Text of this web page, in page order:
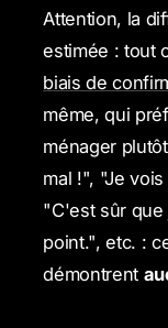
Attention, la
estimée : tout
biais de
même, qui
ménager
mal !", "Je
"C'est sûr que
point.", etc. :
démontrent